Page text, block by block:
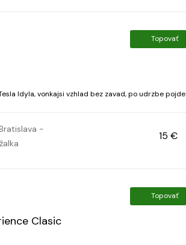
Topovať
Idyla, vonkajsi vzhlad bez zavad, po udrzbe pojde
-
15 €
Topovať
Clasic